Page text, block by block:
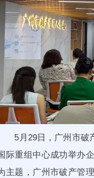
5月29日，广州市破
际重组中心成功举办
主题，广州市破产管